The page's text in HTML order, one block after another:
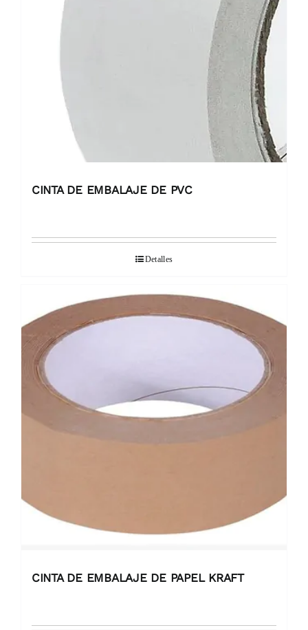
CINTA DE EMBALAJE DE PVC
Detalles
CINTA DE EMBALAJE DE PAPEL KRAFT